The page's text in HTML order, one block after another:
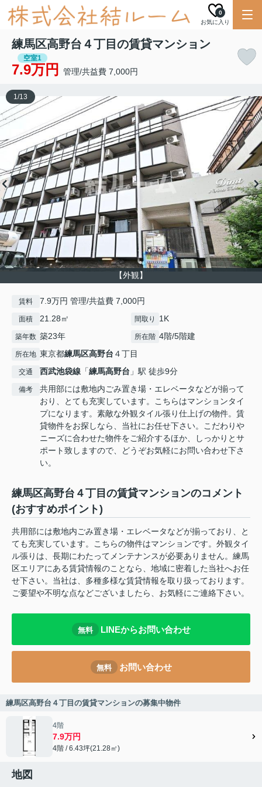
お気に入り
0
練馬区高野台４丁目の賃貸マンション
空室1
7.9万円 管理/共益費 7,000円
【外観】
1/13
賃料 7.9万円 管理/共益費 7,000円
面積 21.28㎡ 間取り 1K
築年数 築23年 所在階 4階/5階建
所在地 東京都練馬区高野台 ４丁目
交通 西武池袋線 「練馬高野台 」駅 徒歩9分
備考
共用部には敷地内ごみ置き場・エレベータなどが揃って
おり、とても充実しています。こちらはマンションタイ
プになります。素敵な外観タイル張り仕上げの物件。賃
貸物件をお探しなら、当社にお任せ下さい。こだわりや
ニーズに合わせた物件をご紹介するほか、しっかりとサ
ポート致しますので、どうぞお気軽にお問い合わせ下さ
い。
練馬区高野台４丁目の賃貸マンションのコメント
(おすすめポイント)
共用部には敷地内ごみ置き場・エレベータなどが揃っており、と
ても充実しています。こちらの物件はマンションです。外観タイ
ル張りは、長期にわたってメンテナンスが必要ありません。練馬
区エリアにある賃貸情報のことなら、地域に密着した当社へお任
せ下さい。当社は、多種多様な賃貸情報を取り扱っております。
ご要望や不明な点などございましたら、お気軽にご連絡下さい。
無料 LINEからお問い合わせ
無料 お問い合わせ
練馬区高野台４丁目の賃貸マンションの募集中物件
4階
7.9万円
4階 / 6.43坪(21.28㎡)
地図